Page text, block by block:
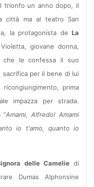
trionfo un anno dopo, il
città ma al teatro San
la protagonista de La
giovane donna,
che le confessa il suo
per il bene di lui
prima
impazza per strada.
“Amami, Alfredo! Amami
io t'amo, quanto io
delle Cameliedi
Dumas Alphonsine